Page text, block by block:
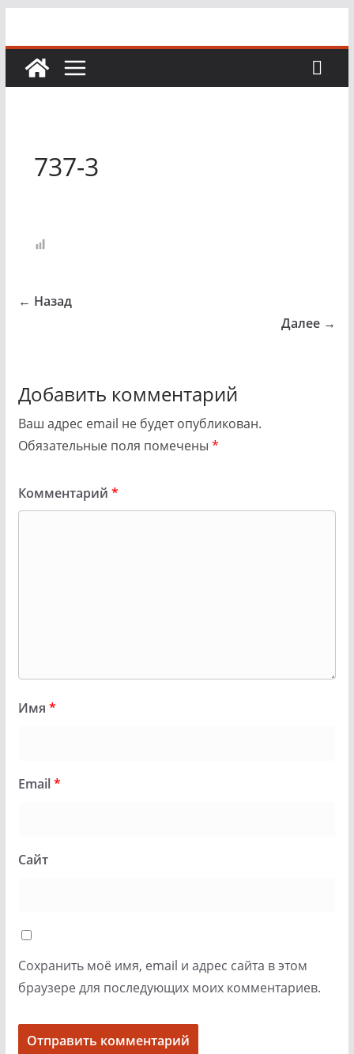
содержимому
737-3
← Назад
Далее →
Добавить комментарий
Ваш адрес email не будет опубликован.
Обязательные поля помечены *
Комментарий *
Имя *
Email*
Сайт
Сохранить моё имя, email и адрес сайта в этом
браузере для последующих моих комментариев.